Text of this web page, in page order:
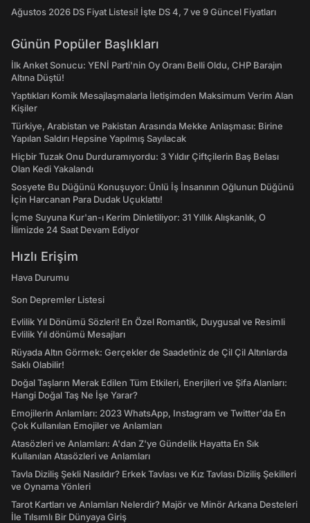
Ağustos 2026 DS Fiyat Listesi! İşte DS 4, 7 ve 9 Güncel Fiyatları
Günün Popüler Başlıkları
İlk Anket Sonucu: YENİ Parti'nin Oy Oranı Belli Oldu, CHP Barajın
Altına Düştü!
Yaptıkları Komik Mesajlaşmalarla İletişimden Maksimum Verim Alan
Kişiler
Türkiye, Arabistan ve Pakistan Arasında Mekke Anlaşması: Birine
Yapılan Saldırı Hepsine Yapılmış Sayılacak
Hiçbir Tuzak Onu Durduramıyordu: 3 Yıldır Çiftçilerin Baş Belası
Olan Kedi Yakalandı
Sosyete Bu Düğünü Konuşuyor: Ünlü İş İnsanının Oğlunun Düğünü
İçin Harcanan Para Dudak Uçuklattı!
İçme Suyuna Kur'an-ı Kerim Dinletiliyor: 31 Yıllık Alışkanlık, O
İlimizde 24 Saat Devam Ediyor
Hızlı Erişim
Hava Durumu
Son Depremler Listesi
Evlilik Yıl Dönümü Sözleri! En Özel Romantik, Duygusal ve Resimli
Evlilik Yıl dönümü Mesajları
Rüyada Altın Görmek: Gerçekler de Saadetiniz de Çil Çil Altınlarda
Saklı Olabilir!
Doğal Taşların Merak Edilen Tüm Etkileri, Enerjileri ve Şifa Alanları:
Hangi Doğal Taş Ne İşe Yarar?
Emojilerin Anlamları: 2023 WhatsApp, Instagram ve Twitter'da En
Çok Kullanılan Emojiler ve Anlamları
Atasözleri ve Anlamları: A'dan Z'ye Gündelik Hayatta En Sık
Kullanılan Atasözleri ve Anlamları
Tavla Diziliş Şekli Nasıldır? Erkek Tavlası ve Kız Tavlası Diziliş Şekilleri
ve Oynama Yönleri
Tarot Kartları ve Anlamları Nelerdir? Majör ve Minör Arkana Desteleri
İle Tılsımlı Bir Dünyaya Giriş